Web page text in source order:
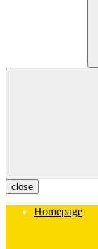
close
Homepage